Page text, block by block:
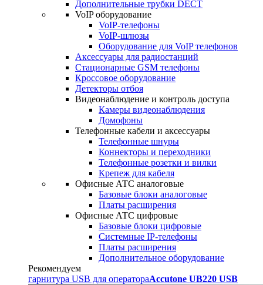
Дополнительные трубки DECT
VoIP оборудование
VoIP-телефоны
VoIP-шлюзы
Оборудование для VoIP телефонов
Аксессуары для радиостанций
Стационарные GSM телефоны
Кроссовое оборудование
Детекторы отбоя
Видеонаблюдение и контроль доступа
Камеры видеонаблюдения
Домофоны
Телефонные кабели и аксессуары
Телефонные шнуры
Коннекторы и переходники
Телефонные розетки и вилки
Крепеж для кабеля
Офисные АТС аналоговые
Базовые блоки аналоговые
Платы расширения
Офисные АТС цифровые
Базовые блоки цифровые
Системные IP-телефоны
Платы расширения
Дополнительное оборудование
Рекомендуем
гарнитура USB для оператораAccutone UB220 USB